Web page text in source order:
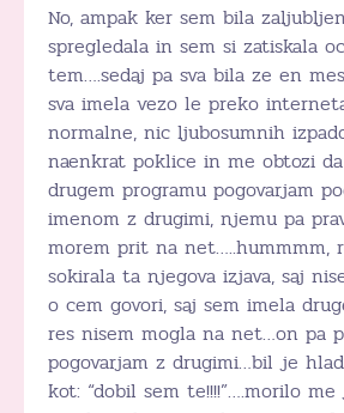
No, ampak ker sem bila
spregledala in sem si zatiskala
tem….sedaj pa sva bila ze en
sva imela vezo le preko
normalne, nic ljubosumnih
naenkrat poklice in me obtozi
drugem programu pogovarjam
imenom z drugimi, njemu pa
morem prit na net…..hummmm,
sokirala ta njegova izjava, saj
o cem govori, saj sem imela
res nisem mogla na net…on pa
pogovarjam z drugimi…bil je
kot: “dobil sem te!!!!”….morilo